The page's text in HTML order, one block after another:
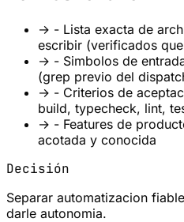
→ - Lista exacta de
escribir (verificados
→ - Simbolos de
(grep previo del
→ - Criterios de
build, typecheck, lint,
→ - Features de
acotada y conocida
Decisión
Separar automatizacion
darle autonomia.